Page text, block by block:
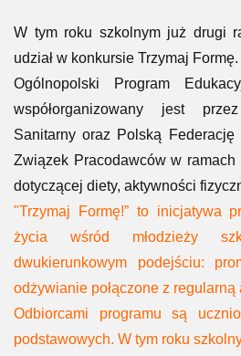
W tym roku szkolnym już drugi
udział w konkursie Trzymaj Formę.
Ogólnopolski Program
współorganizowany jest
Sanitarny oraz Polską Federację
Związek Pracodawców w
dotyczącej diety, aktywności
"Trzymaj Formę!” to inicjatywa
życia wśród młodzieży
dwukierunkowym podejściu:
odżywianie połączone z
Odbiorcami programu są
podstawowych. W tym roku